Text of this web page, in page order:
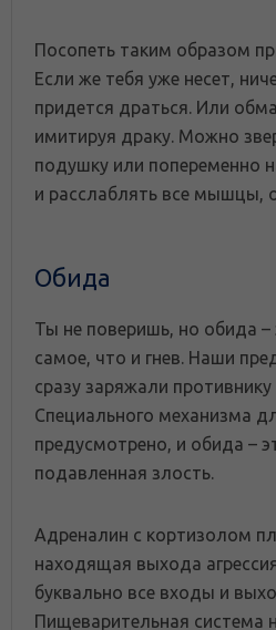
Посопеть таким образом
Если же тебя уже несет,
придется драться. Или
имитируя драку. Можно
подушку или попеременно
и расслаблять все мышцы,
Обида
Ты не поверишь, но обида
самое, что и гнев. Наши
сразу заряжали
Специального механизма
предусмотрено, и обида –
подавленная злость.
Адреналин с кортизолом
находящая выхода
буквально все входы и
Пищеварительная система